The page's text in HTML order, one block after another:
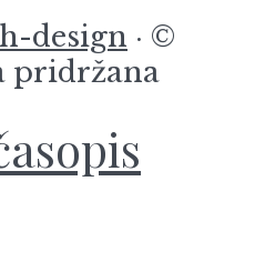
design · ©
pridržana